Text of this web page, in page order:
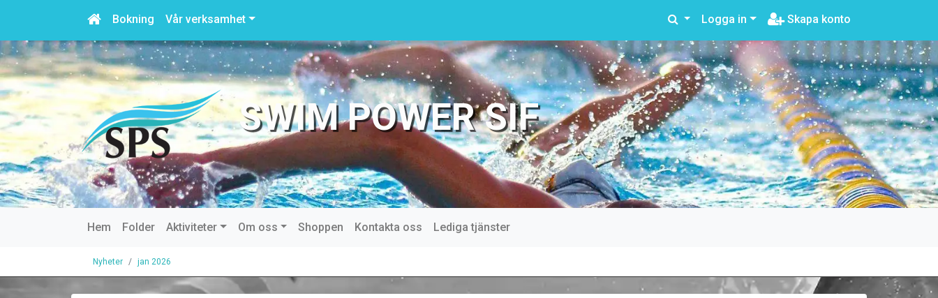
Bokning Vår verksamhet Logga in Skapa konto
SWIM POWER SIF
Hem Folder Aktiviteter Om oss Shoppen Kontakta oss Lediga tjänster
Nyheter jan 2026